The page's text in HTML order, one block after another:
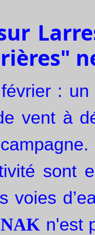
:
vent à
sont
voies
n'est